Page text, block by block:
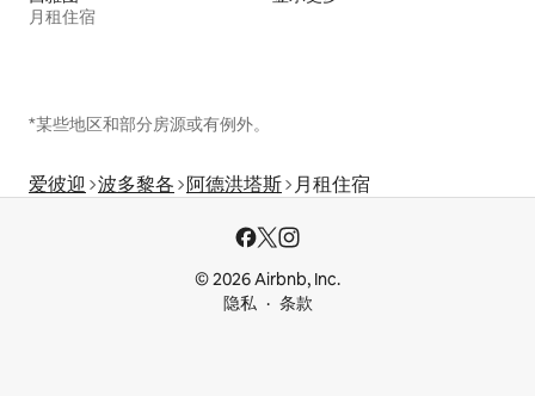
月租住宿
*某些地区和部分房源或有例外。
爱彼迎 波多黎各 阿德洪塔斯 月租住宿
© 2026 Airbnb, Inc.
隐私
条款